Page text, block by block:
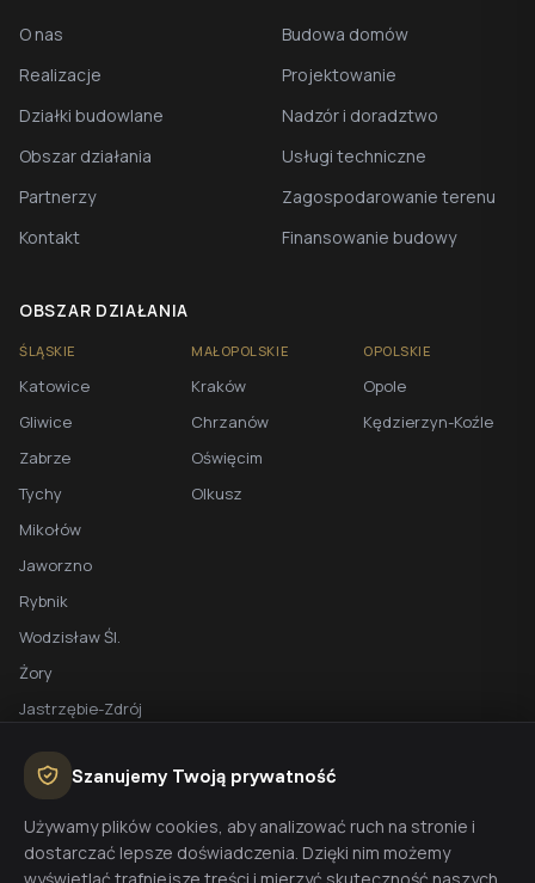
O nas
Realizacje
Działki budowlane
Obszar działania
Partnerzy
Kontakt
Budowa domów
Projektowanie
Nadzór i doradztwo
Usługi techniczne
Zagospodarowanie terenu
Finansowanie budowy
OBSZAR DZIAŁANIA
ŚLĄSKIE
Katowice
Gliwice
Zabrze
Tychy
Mikołów
Jaworzno
Rybnik
Wodzisław Śl.
Żory
Jastrzębie-Zdrój
MAŁOPOLSKIE
Kraków
Chrzanów
Oświęcim
Olkusz
OPOLSKIE
Opole
Kędzierzyn-Koźle
BEZPŁATNA WYCENA
Planujesz budowę domu? Skontaktuj się z nami - przygotujemy
Szanujemy Twoją prywatność
Używamy plików cookies, aby analizować ruch na stronie i
dostarczać lepsze doświadczenia. Dzięki nim możemy